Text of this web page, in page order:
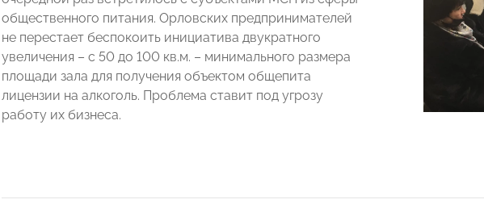
общественного питания. Орловских предпринимателей
не перестает беспокоить инициатива двукратного
увеличения – с 50 до 100 кв.м. – минимального размера
площади зала для получения объектом общепита
лицензии на алкоголь. Проблема ставит под угрозу
работу их бизнеса.